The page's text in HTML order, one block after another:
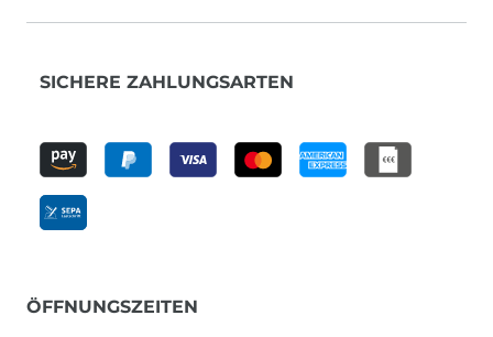
SICHERE ZAHLUNGSARTEN
ÖFFNUNGSZEITEN